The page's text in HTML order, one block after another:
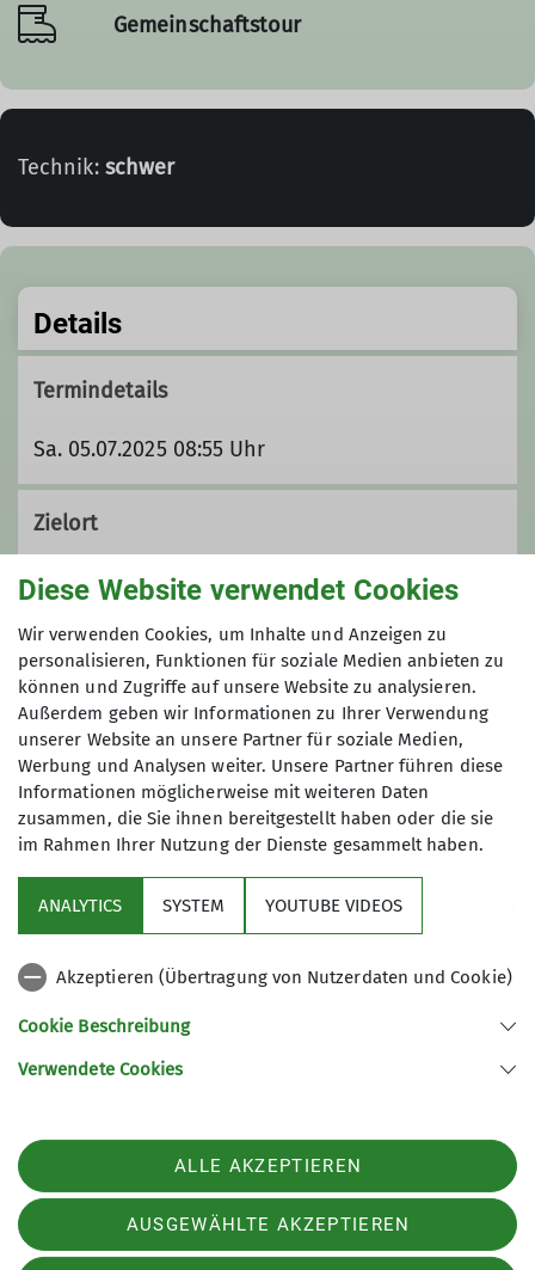
Gemeinschaftstour
Technik: schwer
Details
Termindetails
Sa. 05.07.2025 08:55 Uhr
Zielort
Flintsbach
Organisation
Martin Störkle
+49 8092 8577888
martin.stoerkle@dav-asm.de
Jugendleiter
Sektion
Akademische Sektion München des Deutschen Alpenvereins e.V.
Kohlbeckstraße 3D
85221 Dachau
Telefon +4917645938106
Diese Website verwendet Cookies
Wir verwenden Cookies, um Inhalte und Anzeigen zu
personalisieren, Funktionen für soziale Medien anbieten zu
können und Zugriffe auf unsere Website zu analysieren.
Außerdem geben wir Informationen zu Ihrer Verwendung
unserer Website an unsere Partner für soziale Medien,
Werbung und Analysen weiter. Unsere Partner führen diese
Informationen möglicherweise mit weiteren Daten
zusammen, die Sie ihnen bereitgestellt haben oder die sie
im Rahmen Ihrer Nutzung der Dienste gesammelt haben.
ANALYTICS SYSTEM YOUTUBE VIDEOS
Akzeptieren (Übertragung von Nutzerdaten und Cookie)
Cookie Beschreibung
Verwendete Cookies
ALLE AKZEPTIEREN
AUSGEWÄHLTE AKZEPTIEREN